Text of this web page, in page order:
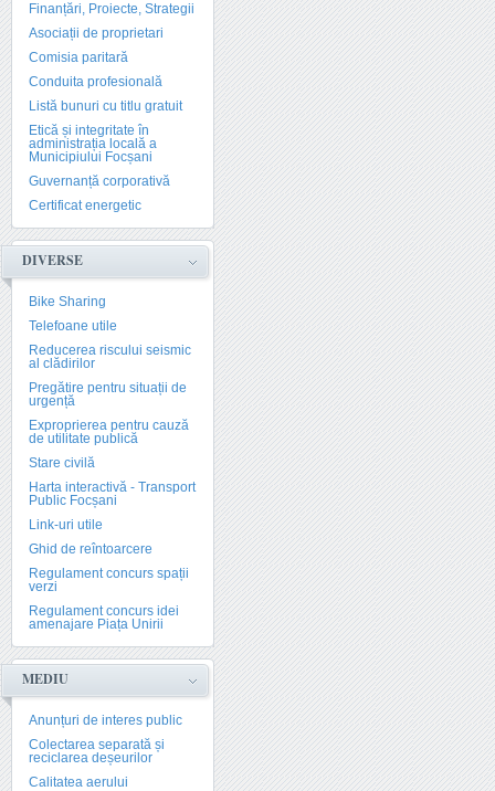
Finanțări, Proiecte, Strategii
Asociații de proprietari
Comisia paritară
Conduita profesională
Listă bunuri cu titlu gratuit
Etică și integritate în
administrația locală a
Municipiului Focșani
Guvernanță corporativă
Certificat energetic
DIVERSE
Bike Sharing
Telefoane utile
Reducerea riscului seismic
al clădirilor
Pregătire pentru situații de
urgență
Exproprierea pentru cauză
de utilitate publică
Stare civilă
Harta interactivă - Transport
Public Focșani
Link-uri utile
Ghid de reîntoarcere
Regulament concurs spații
verzi
Regulament concurs idei
amenajare Piața Unirii
MEDIU
Anunțuri de interes public
Colectarea separată și
reciclarea deșeurilor
Calitatea aerului